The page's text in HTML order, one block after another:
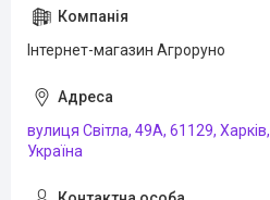
Інтернет-магазин Агроруно
вулиця Світла, 49А, 61129, Харків,
Україна